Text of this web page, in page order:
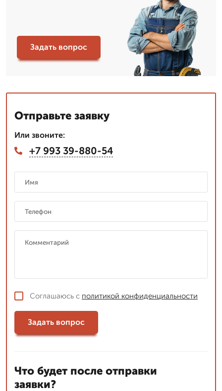
Задать вопрос
Отправьте заявку
Или звоните:
+7 993 39-880-54
Соглашаюсь с политикой конфиденциальности
Задать вопрос
Что будет после отправки
заявки?